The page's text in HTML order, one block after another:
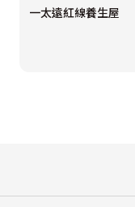
一太遠紅線養生屋